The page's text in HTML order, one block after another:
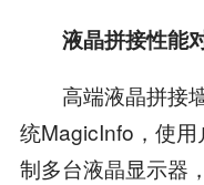
液晶拼接性能
高端液晶拼接墙
统MagicInfo，使
制多台液晶显示器